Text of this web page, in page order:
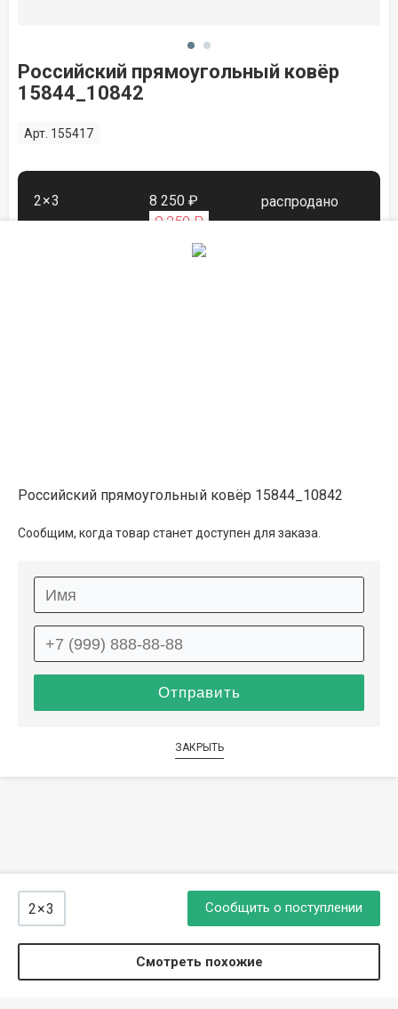
Российский прямоугольный ковёр
15844_10842
Арт. 155417
2×3 8 250 ₽
9 250 ₽
распродано
2×3 Сообщить о поступлении
Смотреть похожие
Российский прямоугольный ковёр 15844_10842
Сообщим, когда товар станет доступен для заказа.
ЗАКРЫТЬ